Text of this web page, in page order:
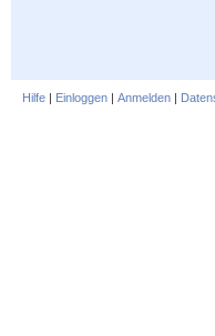
Hilfe | Einloggen | Anmelden |